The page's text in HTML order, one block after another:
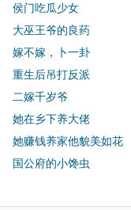
侯门吃瓜少女
大巫王爷的良药
嫁不嫁，卜一卦
重生后吊打反派
二嫁千岁爷
她在乡下养大佬
她赚钱养家他貌美如花
国公府的小馋虫